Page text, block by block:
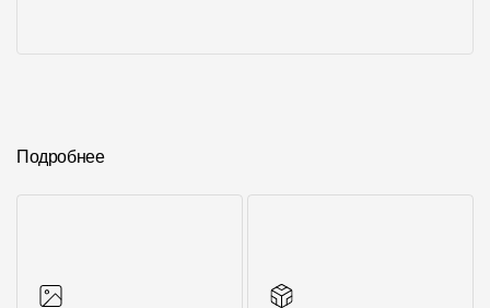
Подробнее